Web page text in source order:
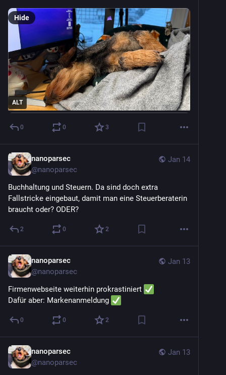
ALT
Hide
0 0 3
Jan 14
nanoparsec
@nanoparsec
Buchhaltung und Steuern. Da sind doch extra
Fallstricke eingebaut, damit man eine Steuerberaterin
braucht oder? ODER?
2 0 2
Jan 13
nanoparsec
@nanoparsec
Firmenwebseite weiterhin prokrastiniert
Dafür aber: Markenanmeldung
0 0 2
Jan 13
nanoparsec
@nanoparsec